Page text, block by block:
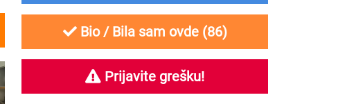
Bio / Bila sam ovde (86)
Prijavite grešku!